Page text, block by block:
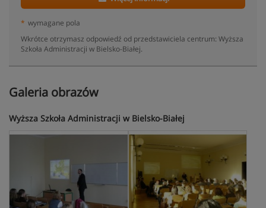
* wymagane pola
Wkrótce otrzymasz odpowiedź od przedstawiciela centrum: Wyższa
Szkoła Administracji w Bielsko-Białej.
Galeria obrazów
Wyższa Szkoła Administracji w Bielsko-Białej